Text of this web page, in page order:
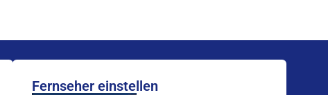
Fernseher einstellen